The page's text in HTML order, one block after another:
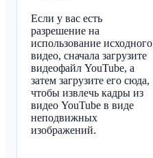
Если у вас есть
разрешение на
использование исходного
видео, сначала загрузите
видеофайл YouTube, а
затем загрузите его сюда,
чтобы извлечь кадры из
видео YouTube в виде
неподвижных
изображений.